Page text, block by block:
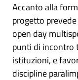
Accanto alla
progetto
open day
punti di incontro
istituzioni, e
discipline